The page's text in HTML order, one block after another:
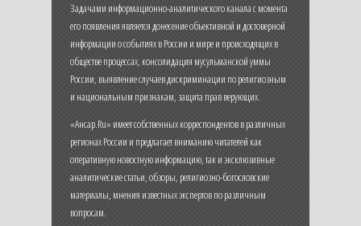
Задачами информационно-аналитического канала с момента
его появления является донесение объективной и достоверной
информации о событиях в России и мире и происходящих в
обществе процессах, консолидация мусульманской уммы
России, выявление случаев дискриминации по религиозным
и национальным признакам, защита прав верующих.
«Ансар.Ru» имеет собственных корреспондентов в различных
регионах России и предлагает вниманию читателей как
оперативную новостную информацию, так и эксклюзивные
аналитические статьи, обзоры, религиозно-богословские
материалы, мнения известных экспертов по различным
вопросам.